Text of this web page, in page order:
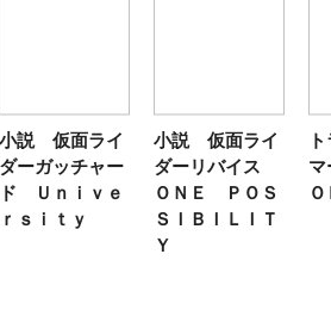
小説 仮面ライ
ダーリバイス
ＯＮＥ ＰＯＳ
ＳＩＢＩＬＩＴ
トランスフォー
マーＦＡＮＢＯ
ＯＫ２０２６